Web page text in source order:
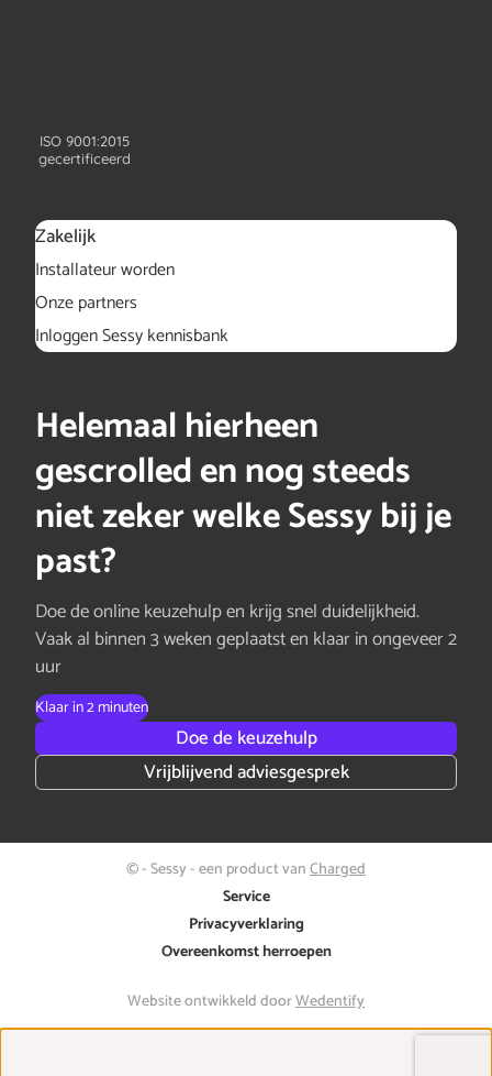
ISO 9001:2015
gecertificeerd
Zakelijk
Installateur worden
Onze partners
Inloggen Sessy kennisbank
Helemaal hierheen
gescrolled en nog steeds
niet zeker welke Sessy bij je
past?
Doe de online keuzehulp en krijg snel duidelijkheid.
Vaak al binnen 3 weken geplaatst en klaar in ongeveer 2
uur
Klaar in 2 minuten
Doe de keuzehulp
Vrijblijvend adviesgesprek
© - Sessy - een product vanCharged
Service
Privacyverklaring
Overeenkomst herroepen
Website ontwikkeld doorWedentify